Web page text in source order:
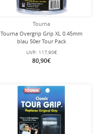
Tourna
Tourna Overgrip Grip XL 0.45mm
blau 50er Tour Pack
UVP: 117,90€
80,90€